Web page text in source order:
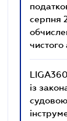
серпня
із